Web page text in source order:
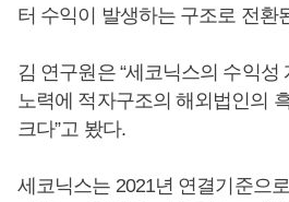
터 수익이 발생하는 구조로 전환
김 연구원은 “세코닉스의 수익성
노력에 적자구조의 해외법인의
크다”고 봤다.
세코닉스는 2021년 연결기준으